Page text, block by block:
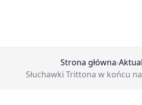
Strona główna›
Słuchawki Trittona w końcu